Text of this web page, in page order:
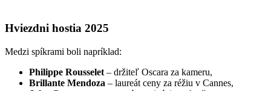
Hviezdni hostia 2025
Medzi spíkrami boli napríklad:
Philippe Rousselet – držiteľ Oscara za kameru,
Brillante Mendoza – laureát ceny za réžiu v Cannes,